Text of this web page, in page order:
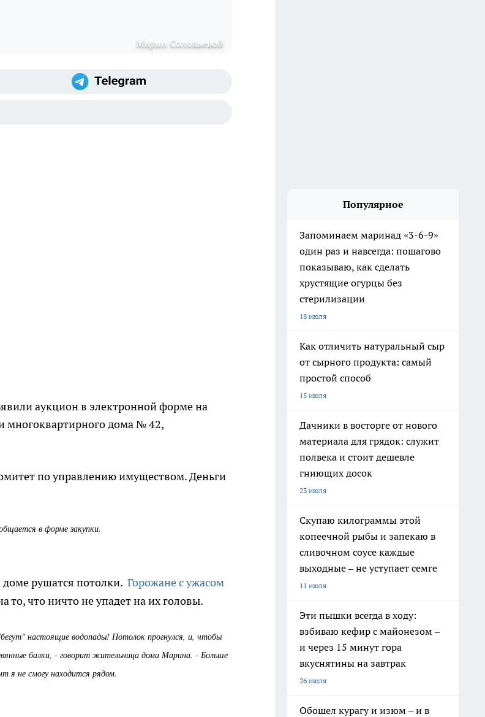
Марии Соловьевой
аукцион в электронной форме на
многоквартирного дома № 42,
по управлению имуществом. Деньги
в форме закупки.
рушатся потолки. Горожане с ужасом
то, что ничто не упадет на их головы.
настоящие водопады! Потолок прогнулся, и, чтобы
балки, - говорит жительница дома Марина. - Больше
я не смогу находится рядом.
Популярное
Запоминаем маринад «3-6-9»
один раз и навсегда: пошагово
показываю, как сделать
хрустящие огурцы без
стерилизации
18 июля
Как отличить натуральный сыр
от сырного продукта: самый
простой способ
15 июля
Дачники в восторге от нового
материала для грядок: служит
полвека и стоит дешевле
гниющих досок
23 июля
Скупаю килограммы этой
копеечной рыбы и запекаю в
сливочном соусе каждые
выходные – не уступает семге
11 июля
Эти пышки всегда в ходу:
взбиваю кефир с майонезом –
и через 15 минут гора
вкуснятины на завтрак
26 июля
Обошел курагу и изюм – и в